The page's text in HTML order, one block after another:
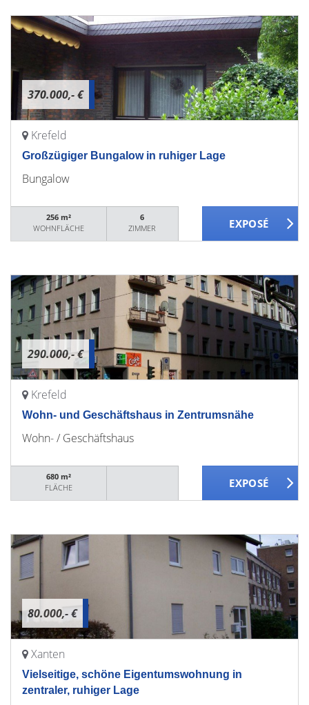
370.000,- €
Krefeld
Großzügiger Bungalow in ruhiger Lage
Bungalow
256 m²
WOHNFLÄCHE
6
ZIMMER
290.000,- €
Krefeld
Wohn- und Geschäftshaus in Zentrumsnähe
Wohn- / Geschäftshaus
680 m²
FLÄCHE
80.000,- €
Xanten
Vielseitige, schöne Eigentumswohnung in
zentraler, ruhiger Lage